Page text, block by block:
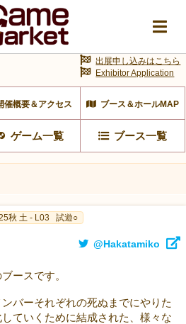
催概要＆アクセス ブース＆ホールMAP
ゲーム一覧 ブース一覧
出展申し込みはこちら
Exhibitor Application
秋 土 - L03 試遊○
@Hakatamiko
ースです。
バーそれぞれの死ぬまでにやりた
ていくために結成された、様々な